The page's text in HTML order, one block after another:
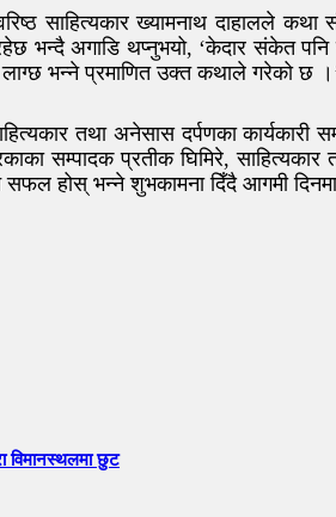
वरिष्ठ साहित्यकार ख्यामनाथ दाहालले
भन्दै अगाडि थप्नुभयो, ‘केदार संकेत पनि
भन्ने प्रमाणित उक्त कथाले गरेको छ
तथा अनेसास दर्पणका
सम्पादक प्रतीक घिमिरे,
होस् भन्ने शुभकामना दिँदै आगमी
विमानस्थलमा छुट